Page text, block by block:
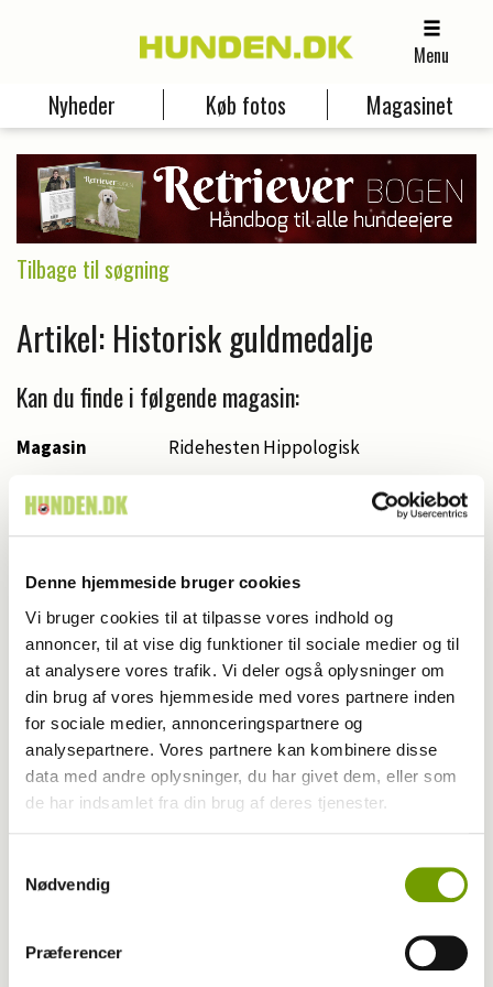
Denne hjemmeside bruger cookies
Vi bruger cookies til at tilpasse vores indhold og
annoncer, til at vise dig funktioner til sociale medier og til
at analysere vores trafik. Vi deler også oplysninger om
din brug af vores hjemmeside med vores partnere inden
for sociale medier, annonceringspartnere og
analysepartnere. Vores partnere kan kombinere disse
data med andre oplysninger, du har givet dem, eller som
de har indsamlet fra din brug af deres tjenester.
Nødvendig
Præferencer
Menu
Nyheder Køb fotos Magasinet
Tilbage til søgning
Artikel: Historisk guldmedalje
Kan du finde i følgende magasin:
Magasin
Ridehesten Hippologisk
Kategori
Udgivet år
2026
Udgivet måned
4
Start side nr.
58
Antal sider
5,0
Skribent
Thomas Bach Jensen
Fotograf
Ridehesten.com/Aviaja Vindum Hansen
Nøgleord
Hingstekåring 2026